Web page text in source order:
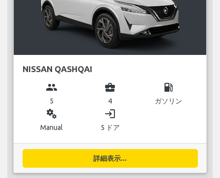
NISSAN QASHQAI
group
5
business_center
4
local_gas_station
ガソリン
miscellaneous_services
Manual
login
5 ドア
詳細表示...